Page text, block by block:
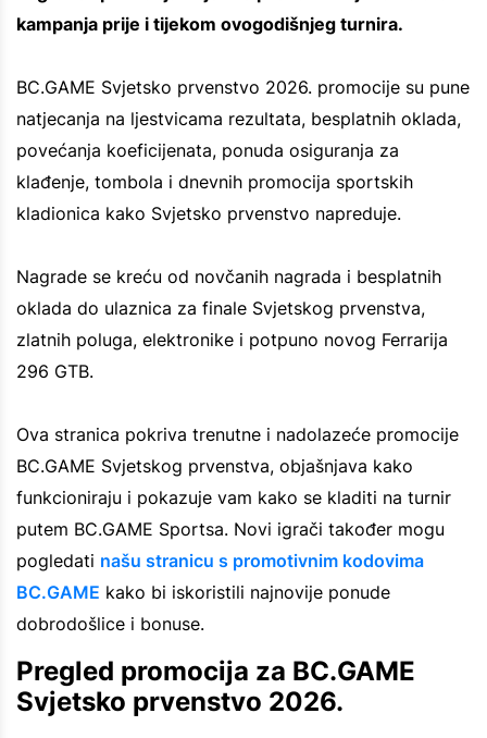
kampanja prije i tijekom ovogodišnjeg turnira.
BC.GAME Svjetsko prvenstvo 2026. promocije su pune
natjecanja na ljestvicama rezultata, besplatnih oklada,
povećanja koeficijenata, ponuda osiguranja za
klađenje, tombola i dnevnih promocija sportskih
kladionica kako Svjetsko prvenstvo napreduje.
Nagrade se kreću od novčanih nagrada i besplatnih
oklada do ulaznica za finale Svjetskog prvenstva,
zlatnih poluga, elektronike i potpuno novog Ferrarija
296 GTB.
Ova stranica pokriva trenutne i nadolazeće promocije
BC.GAME Svjetskog prvenstva, objašnjava kako
funkcioniraju i pokazuje vam kako se kladiti na turnir
putem BC.GAME Sportsa. Novi igrači također mogu
pogledati našu stranicu s promotivnim kodovima
BC.GAME kako bi iskoristili najnovije ponude
dobrodošlice i bonuse.
Pregled promocija za BC.GAME
Svjetsko prvenstvo 2026.